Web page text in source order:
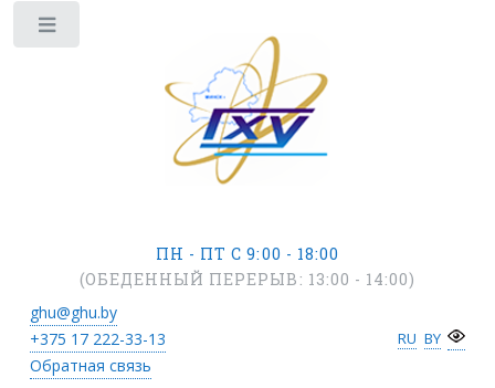
ПН - ПТ С 9:00 - 18:00
(ОБЕДЕННЫЙ ПЕРЕРЫВ: 13:00 - 14:00)
ghu@ghu.by
+375 17222-33-13
Обратная связь
RU BY